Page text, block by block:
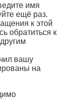
имя
ещё раз.
к этой
обратиться к
вашу
на